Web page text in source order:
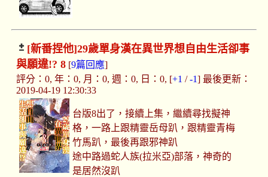
[新番捏他]29歲單身漢在異世界想自由生活卻事
與願違!? 8[9篇回應]
評分：0, 年：0, 月：0, 週：0, 日：0, [+1 /-1] 最後更新：
2019-04-19 12:30:33
台版8出了，接續上集，繼續尋找擬神
格，一路上跟精靈岳母趴，跟精靈青梅
竹馬趴，最後再跟邪神趴
途中路過蛇人族(拉米亞)部落，神奇的
是居然沒趴